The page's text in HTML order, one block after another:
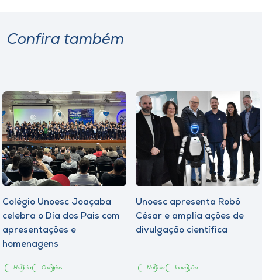
Confira também
Colégio Unoesc Joaçaba
celebra o Dia dos Pais com
apresentações e
homenagens
Notícia Colégios
Unoesc apresenta Robô
César e amplia ações de
divulgação científica
Notícia Inovação